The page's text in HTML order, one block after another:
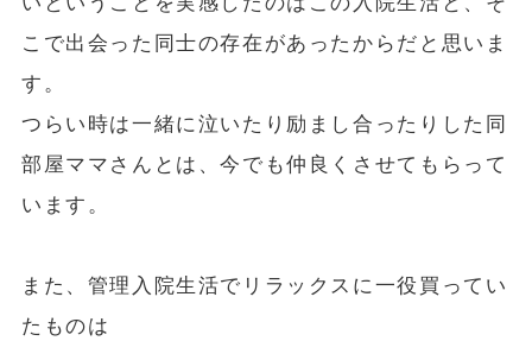
こで出会った同士の存在があったからだと思いま
す。
つらい時は一緒に泣いたり励まし合ったりした同
部屋ママさんとは、今でも仲良くさせてもらって
います。
また、管理入院生活でリラックスに一役買ってい
たものは